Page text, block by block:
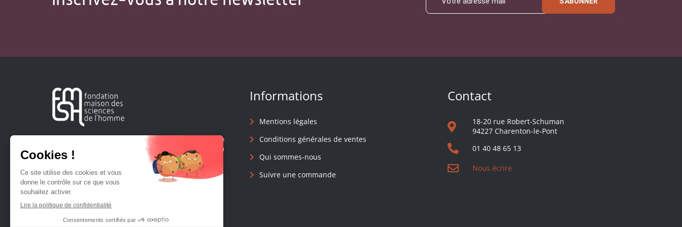
Créée en 1963, la Fondation Maison Sciences de l'Homme
soutient la recherche et la diffusion des connaissances en
sciences humaines et sociales.
Informations
Mentions légales
Conditions générales de ventes
Qui sommes-nous
Suivre une commande
Contact
18-20 rue Robert-Schuman
94227 Charenton-le-Pont
01 40 48 65 13
Nous écrire